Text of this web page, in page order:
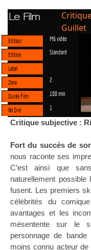
Le Film
Guillet
Editeur M6 vidéo
Edition Standard
Label
Zone
2
Durée Film 100 min
Nb Dvd 1
Critique subjective :
Fort du succès de
nous raconte ses
C’est ainsi que
naturellement
fusent. Les premiers
célébrités du
avantages et les
mésentente sur le
personnage de
moins connu acteur